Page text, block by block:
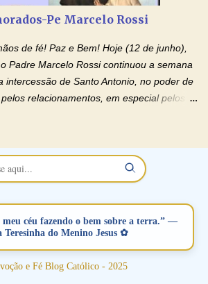
envolvimento de outras pessoas no
minaram, espiritualmente, a relação do
o seu esposo ou esposa diante de
restaura os laços ...
Pe Marcelo Rossi
de fé! Paz e Bem! Hoje (12 de junho),
Padre Marcelo Rossi continuou a semana
intercessão de Santo Antonio, no poder de
relacionamentos, em especial pelos
que coloquei aqui para vocês. Não perca
no Momento de Fé do Padre Marcelo,
forte corrente de orações. Você que
com problemas no relacionamento
intercessão deste santo amigo:
fé, não desista, pois ele intercede por nós
Amor Ágape de Jesus e no Amor Materno
céu fazendo o bem sobre a terra.” —
Teresinha do Menino Jesus ✿
e Fé Blog Católico - 2025